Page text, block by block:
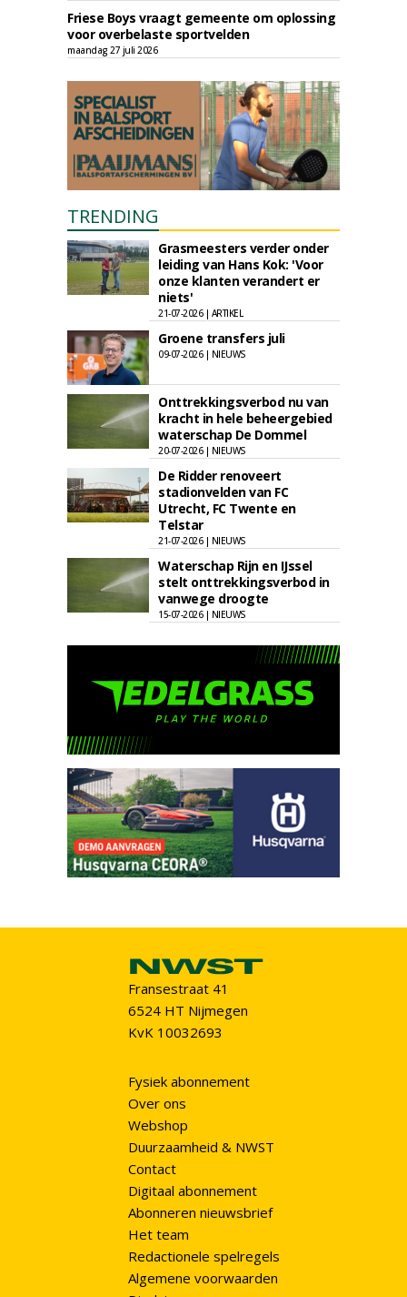
Friese Boys vraagt gemeente om oplossing
voor overbelaste sportvelden
maandag 27 juli 2026
TRENDING
Grasmeesters verder onder
leiding van Hans Kok: 'Voor
onze klanten verandert er
niets'
21-07-2026 | ARTIKEL
Groene transfers juli
09-07-2026 | NIEUWS
Onttrekkingsverbod nu van
kracht in hele beheergebied
waterschap De Dommel
20-07-2026 | NIEUWS
De Ridder renoveert
stadionvelden van FC
Utrecht, FC Twente en
Telstar
21-07-2026 | NIEUWS
Waterschap Rijn en IJssel
stelt onttrekkingsverbod in
vanwege droogte
15-07-2026 | NIEUWS
Fransestraat 41
6524 HT Nijmegen
KvK 10032693
Fysiek abonnement
Over ons
Webshop
Duurzaamheid & NWST
Contact
Digitaal abonnement
Abonneren nieuwsbrief
Het team
Redactionele spelregels
Algemene voorwaarden